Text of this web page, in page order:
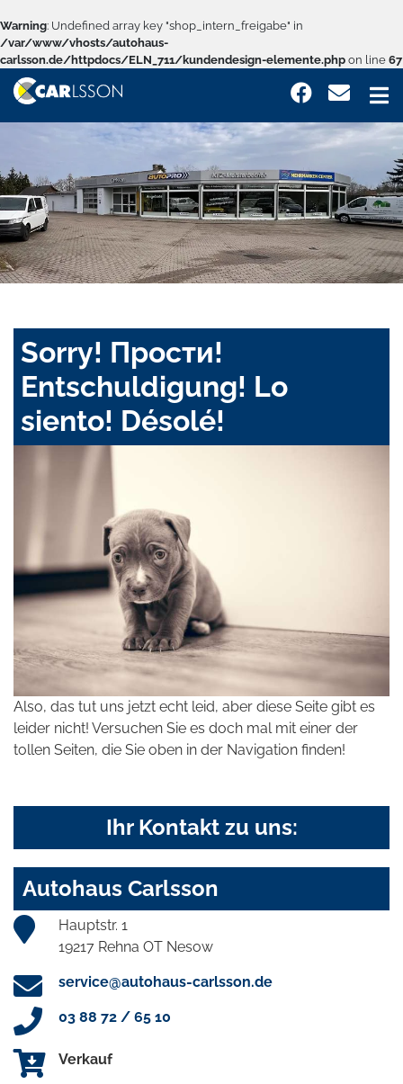
Warning: Undefined array key "shop_intern_freigabe" in
/var/www/vhosts/autohaus-
carlsson.de/httpdocs/ELN_711/kundendesign-elemente.php on line 67
Sorry! Прости!
Entschuldigung! Lo
siento! Désolé!
Also, das tut uns jetzt echt leid, aber diese Seite gibt es
leider nicht! Versuchen Sie es doch mal mit einer der
tollen Seiten, die Sie oben in der Navigation finden!
Ihr Kontakt zu uns:
Autohaus Carlsson
Hauptstr. 1
19217 Rehna OT Nesow
service@autohaus-carlsson.de
03 88 72 / 65 10
Verkauf